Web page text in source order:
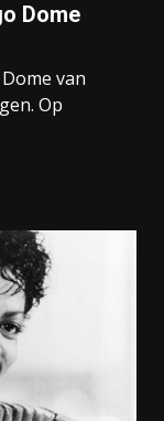
Dome
van
Op